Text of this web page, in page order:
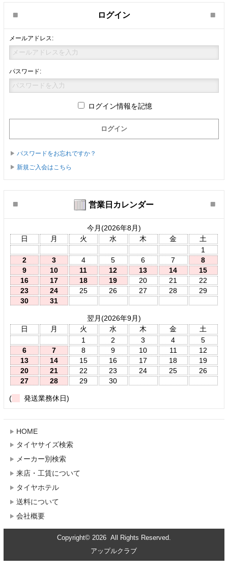
ログイン
メールアドレス:
パスワード:
ログイン情報を記憶
パスワードをお忘れですか？
新規ご入会はこちら
営業日カレンダー
今月(2026年8月)
日
月 火 水 木 金
土
1
2
3 4 5 6 7
8
9
10 11 12 13 14
15
16
17 18 19 20 21
22
23
24 25 26 27 28
29
30
31
翌月(2026年9月)
日
月 火 水 木 金
土
1
2 3 4
5
6
7 8 9 10 11
12
13
14 15 16 17 18
19
20
21 22 23 24 25
26
27
28 29 30
( 発送業務休日)
HOME
タイヤサイズ検索
メーカー別検索
来店・工賃について
タイヤホテル
送料について
会社概要
Copyright© 2026 All Rights Reserved.
アップルクラブ